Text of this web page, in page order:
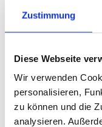
Zustimmung
Diese Webseite
Wir verwenden
personalisieren,
zu können und die
analysieren.
Nicht auf Lager
Print